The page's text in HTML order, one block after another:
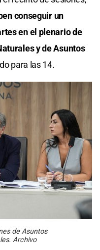
conseguir un
en el plenario de
y de Asuntos
para las 14.
de Asuntos
Archivo